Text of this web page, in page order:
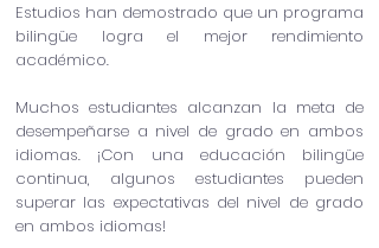
Estudios han demostrado que un programa
bilingüe logra el mejor rendimiento
académico.
Muchos estudiantes alcanzan la meta de
desempeñarse a nivel de grado en ambos
idiomas. ¡Con una educación bilingüe
continua, algunos estudiantes pueden
superar las expectativas del nivel de grado
en ambos idiomas!